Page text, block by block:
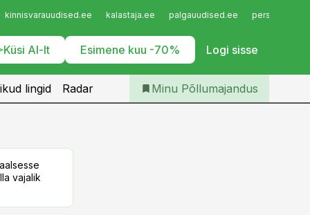
kinnisvarauudised.ee kalastaja.ee palgauudised.ee
Küsi AI-lt Esimene kuu -70% Logi sisse
Iseteenindus
Telli Põllumajandus
lingid Radar Minu Põllumajandus
vajalik